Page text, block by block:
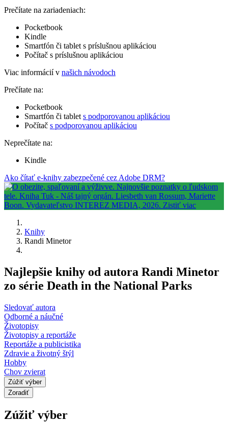
Prečítate na zariadeniach:
Pocketbook
Kindle
Smartfón či tablet s príslušnou aplikáciou
Počítač s príslušnou aplikáciou
Viac informácií v našich návodoch
Prečítate na:
Pocketbook
Smartfón či tablet s podporovanou aplikáciou
Počítač s podporovanou aplikáciou
Neprečítate na:
Kindle
Ako čítať e-knihy zabezpečené cez Adobe DRM?
Knihy
Randi Minetor
Najlepšie knihy od autora Randi Minetor
zo série Death in the National Parks
Sledovať autora
Odborné a náučné
Životopisy
Životopisy a reportáže
Reportáže a publicistika
Zdravie a životný štýl
Hobby
Chov zvierat
Zúžiť výber
Zoradiť
Zúžiť výber